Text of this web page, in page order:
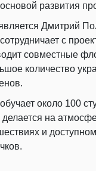
развития
Дмитрий
с
совместные
количество
около 100
на
и